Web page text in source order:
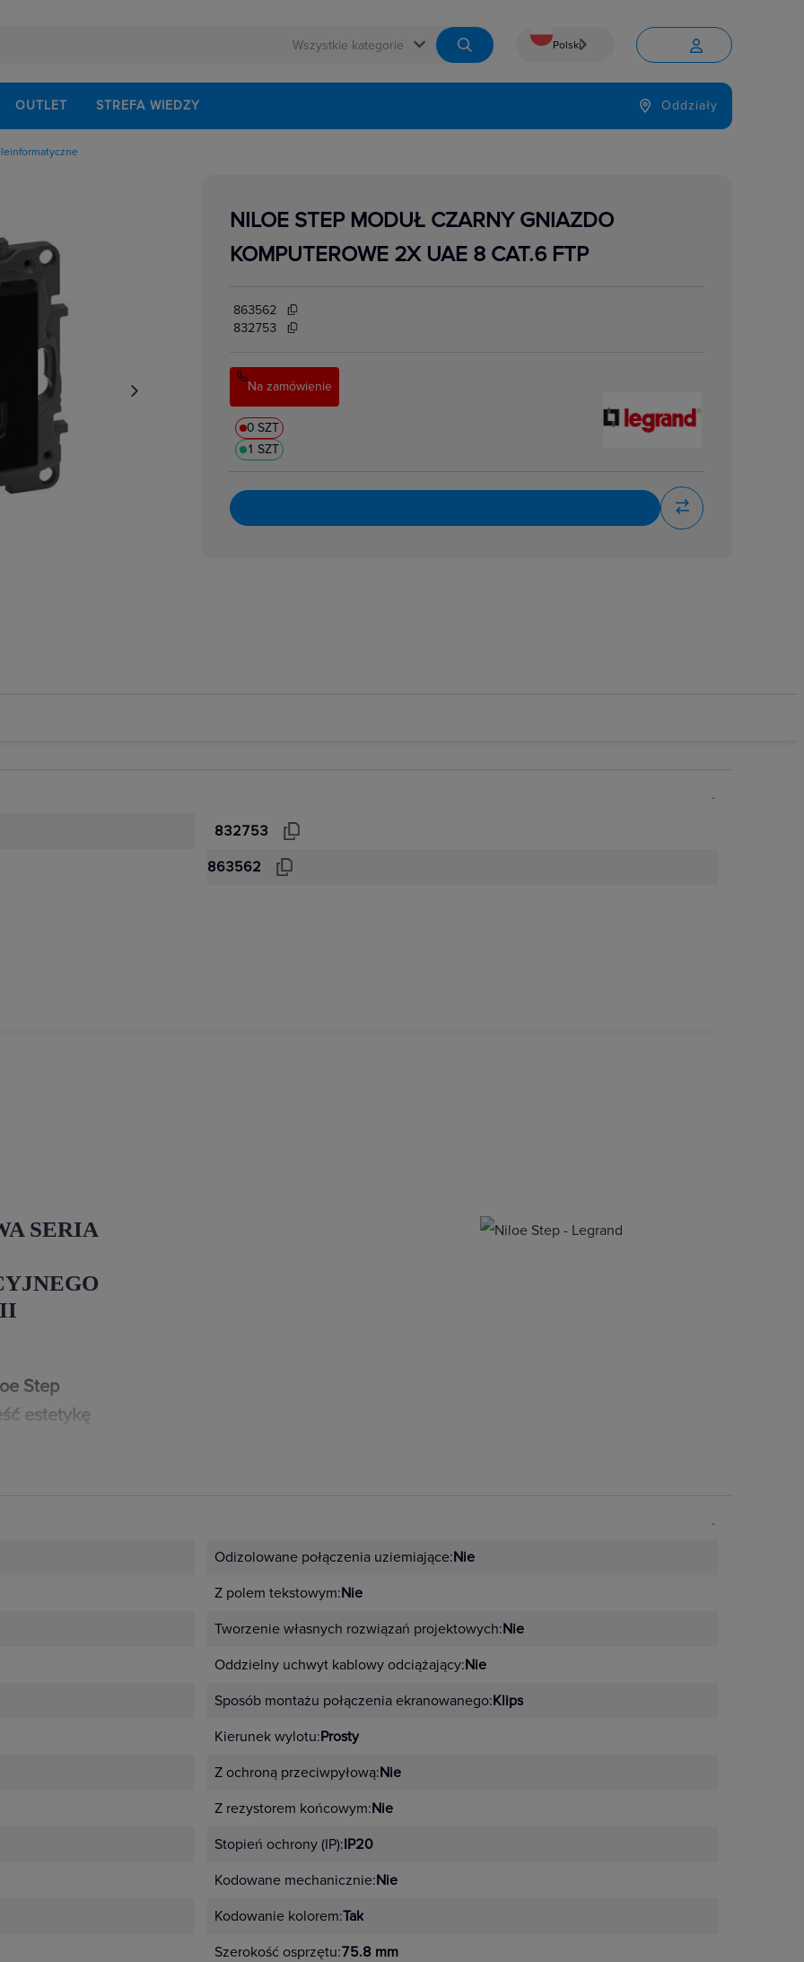
 Polski
Język
OUTLET STREFA WIEDZY Oddziały
HDMI,USB
NILOE STEP MODUŁ CZARNY GNIAZDO
KOMPUTEROWE 2X UAE 8 CAT.6 FTP
863562
832753
Na zamówienie
0 SZT
1 SZT
832753
863562
SERIA
Step
estetykę
mają nawet
wnętrz
miętowy, perłowy
– stalowy, aluminium, stal szczotkowana, aluminium szczotkowane
Odizolowane połączenia uziemiające:Nie
Z polem tekstowym:Nie
Tworzenie własnych rozwiązań projektowych:Nie
Oddzielny uchwyt kablowy odciążający:Nie
Sposób montażu połączenia ekranowanego:Klips
Kierunek wylotu:Prosty
Z ochroną przeciwpyłową:Nie
Z rezystorem końcowym:Nie
Stopień ochrony (IP):IP20
Kodowane mechanicznie:Nie
Kodowanie kolorem:Tak
Szerokość osprzętu:75.8 mm